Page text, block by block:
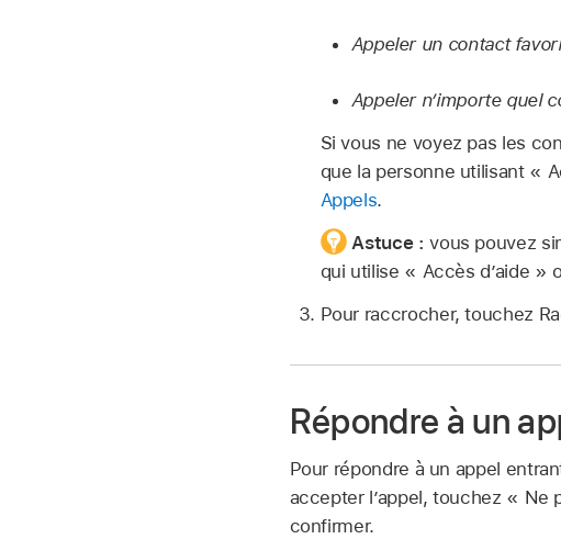
Appeler un contact
Appeler n’importe quel
Si vous ne voyez pas les
que la personne utilisant «
Appels.
Astuce :vous pouvez
qui utilise « Accès d’aide »
Pour raccrocher, touchez
Répondre à un
Pour répondre à un appel
accepter l’appel, touchez «
confirmer.